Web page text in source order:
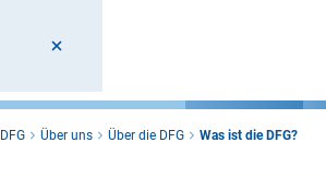
DFG Über uns Über die DFG Was ist die DFG?